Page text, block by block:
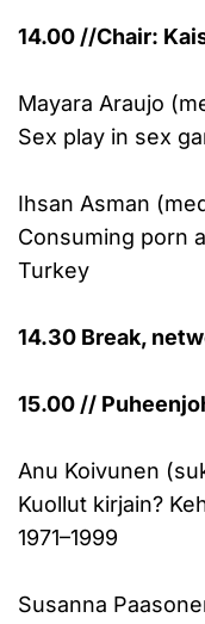
14.00 //Chair:
Mayara Araujo
Sex play in sex
Ihsan Asman
Consuming porn
Turkey
14.30 Break,
15.00 //
Anu Koivunen
Kuollut kirjain?
1971–1999
Susanna